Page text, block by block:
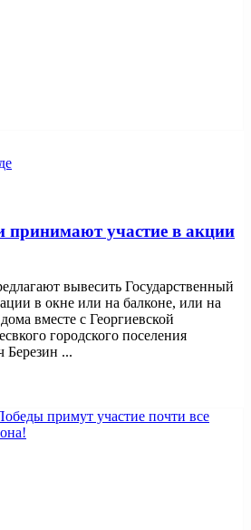
принимают участие в акции
вывесить Государственный
в окне или на балконе, или на
вместе с Георгиевской
городского поселения
Березин ...